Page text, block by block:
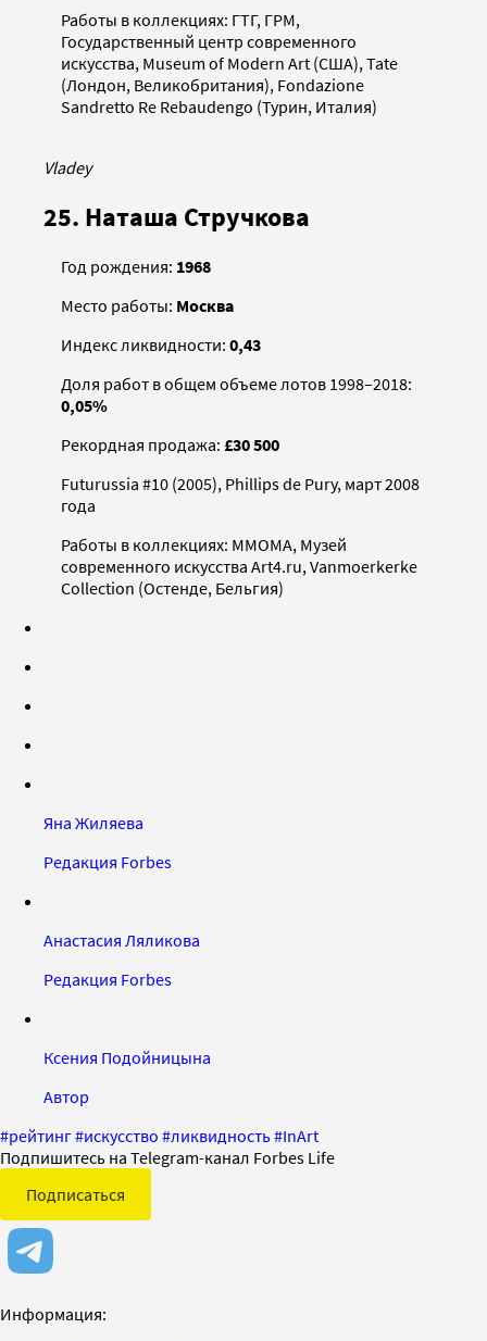
Работы в коллекциях: ГТГ, ГРМ,
Государственный центр современного
искусства, Museum of Modern Art (США), Tate
(Лондон, Великобритания), Fondazione
Sandretto Re Rebaudengo (Турин, Италия)
Vladey
25. Наташа Стручкова
Год рождения: 1968
Место работы: Москва
Индекс ликвидности: 0,43
Доля работ в общем объеме лотов 1998–2018:
0,05%
Рекордная продажа: £30 500
Futurussia #10 (2005), Phillips de Pury, март 2008
года
Работы в коллекциях: ММОМА, Музей
современного искусства Art4.ru, Vanmoerkerke
Collection (Остенде, Бельгия)
Яна Жиляева
Редакция Forbes
Анастасия Ляликова
Редакция Forbes
Ксения Подойницына
Автор
#рейтинг#искусство #ликвидность#InArt
Подпишитесь на Telegram-канал Forbes Life
Подписаться
Информация: